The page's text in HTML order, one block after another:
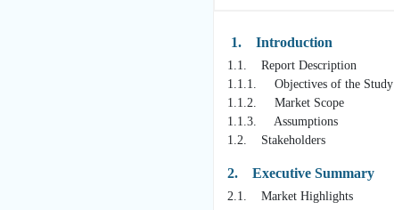
1. Introduction
1.1. Report Description
1.1.1. Objectives of the Study
1.1.2. Market Scope
1.1.3. Assumptions
1.2. Stakeholders
2. Executive Summary
2.1. Market Highlights